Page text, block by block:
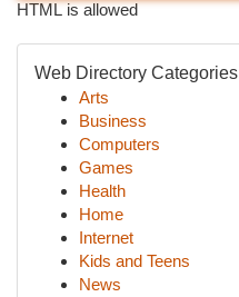
HTML is allowed
Web Directory Categories
Arts
Business
Computers
Games
Health
Home
Internet
Kids and Teens
News